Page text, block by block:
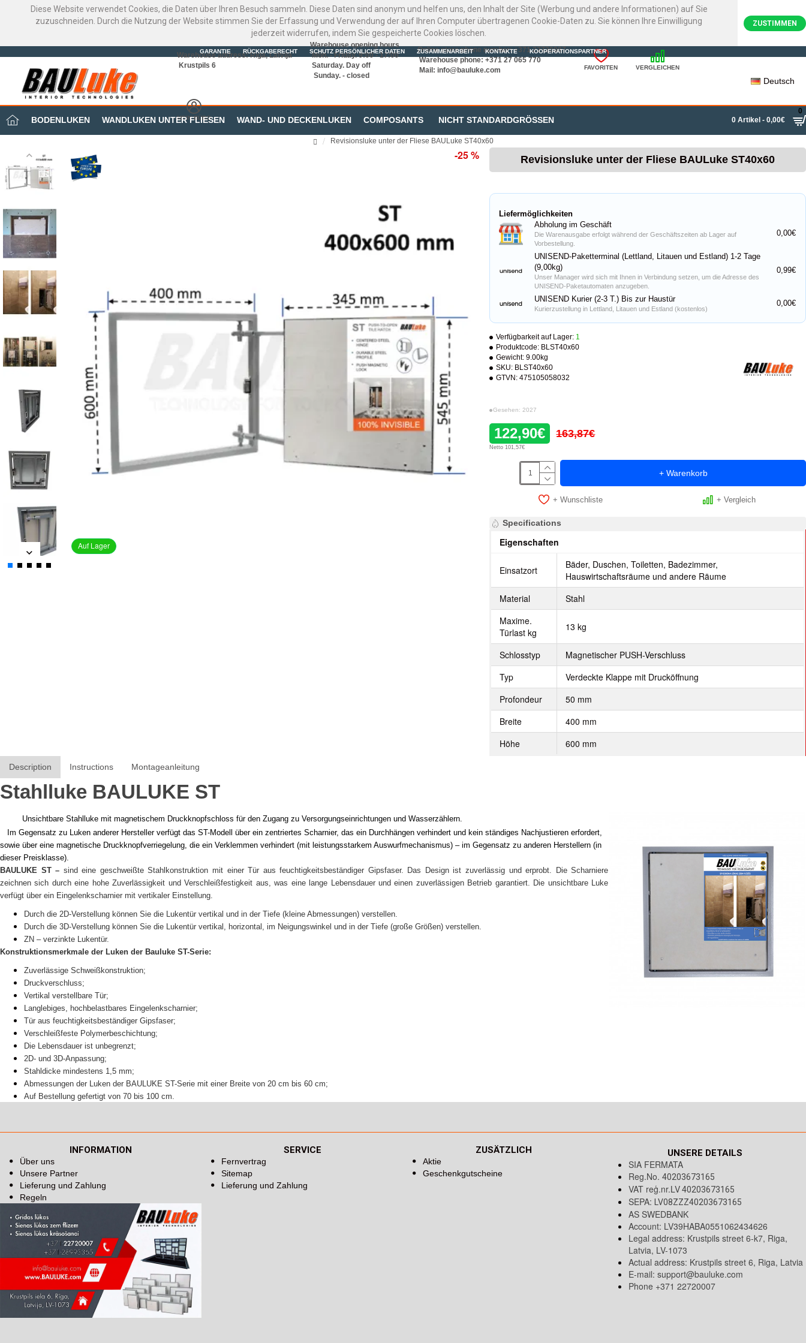
Diese Website verwendet Cookies, die Daten über Ihren Besuch sammeln. Diese Daten sind anonym und helfen uns, den Inhalt der Site (Werbung und andere Informationen) auf Sie
zuzuschneiden. Durch die Nutzung der Website stimmen Sie der Erfassung und Verwendung der auf Ihren Computer übertragenen Cookie-Daten zu. Sie können Ihre Einwilligung
jederzeit widerrufen, indem Sie gespeicherte Cookies löschen.
ZUSTIMMEN
GARANTIE RÜCKGABERECHT SCHUTZ PERSÖNLICHER DATEN ZUSAMMENARBEIT KONTAKTE KOOPERATIONSPARTNER
Warehouse address: Riga, Latvija
Krustpils 6
Warehouse opening hours
Mon. - Friday. 9:00 - 17:00
Saturday. Day off
Sunday. - closed
Online store phone number: +371 22720007
Warehouse phone: +371 27 065 770
Mail: info@bauluke.com FAVORITEN VERGLEICHEN
MEIN BÜRO
Deutsch
BODENLUKEN WANDLUKEN UNTER FLIESEN WAND- UND DECKENLUKEN COMPOSANTS NICHT STANDARDGRÖSSEN 0 Artikel - 0,00€
0
Revisionsluke unter der Fliese BAULuke ST40x60
Auf Lager
-25 % Revisionsluke unter der Fliese BAULuke ST40x60
Verfügbarkeit auf Lager: 1
Produktcode: BLST40x60
Gewicht: 9.00kg
SKU: BLST40x60
GTVN: 475105058032
Gesehen: 2027
122,90€ 163,87€
Netto 101,57€
Liefermöglichkeiten
Abholung im Geschäft
Die Warenausgabe erfolgt während der Geschäftszeiten ab Lager auf
Vorbestellung.
0,00€
UNISEND-Paketterminal (Lettland, Litauen und Estland) 1-2 Tage
(9,00kg)
Unser Manager wird sich mit Ihnen in Verbindung setzen, um die Adresse des
UNISEND-Paketautomaten anzugeben.
0,99€
UNISEND Kurier (2-3 T.) Bis zur Haustür
Kurierzustellung in Lettland, Litauen und Estland (kostenlos)
0,00€
+ Warenkorb
+ Wunschliste + Vergleich
Specifications
Eigenschaften
Einsatzort
Bäder, Duschen, Toiletten, Badezimmer,
Hauswirtschaftsräume und andere Räume
Material
Stahl
Maxime.
Türlast kg
13 kg
Schlosstyp
Magnetischer PUSH-Verschluss
Typ
Verdeckte Klappe mit Drucköffnung
Profondeur
50 mm
Breite
400 mm
Höhe
600 mm
Description Instructions Montageanleitung
Stahlluke BAULUKE ST
Unsichtbare Stahlluke mit magnetischem Druckknopfschloss für den Zugang zu Versorgungseinrichtungen und Wasserzählern.
Im Gegensatz zu Luken anderer Hersteller verfügt das ST-Modell über ein zentriertes Scharnier, das ein Durchhängen verhindert und kein ständiges Nachjustieren erfordert,
sowie über eine magnetische Druckknopfverriegelung, die ein Verklemmen verhindert (mit leistungsstarkem Auswurfmechanismus) – im Gegensatz zu anderen Herstellern (in
dieser Preisklasse).
BAULUKE ST – sind eine geschweißte Stahlkonstruktion mit einer Tür aus feuchtigkeitsbeständiger Gipsfaser. Das Design ist zuverlässig und erprobt. Die Scharniere
zeichnen sich durch eine hohe Zuverlässigkeit und Verschleißfestigkeit aus, was eine lange Lebensdauer und einen zuverlässigen Betrieb garantiert. Die unsichtbare Luke
verfügt über ein Eingelenkscharnier mit vertikaler Einstellung.
Durch die 2D-Verstellung können Sie die Lukentür vertikal und in der Tiefe (kleine Abmessungen) verstellen.
Durch die 3D-Verstellung können Sie die Lukentür vertikal, horizontal, im Neigungswinkel und in der Tiefe (große Größen) verstellen.
ZN – verzinkte Lukentür.
Konstruktionsmerkmale der Luken der Bauluke ST-Serie:
Zuverlässige Schweißkonstruktion;
Druckverschluss;
Vertikal verstellbare Tür;
Langlebiges, hochbelastbares Eingelenkscharnier;
Tür aus feuchtigkeitsbeständiger Gipsfaser;
Verschleißfeste Polymerbeschichtung;
Die Lebensdauer ist unbegrenzt;
2D- und 3D-Anpassung;
Stahldicke mindestens 1,5 mm;
Abmessungen der Luken der BAULUKE ST-Serie mit einer Breite von 20 cm bis 60 cm;
Auf Bestellung gefertigt von 70 bis 100 cm.
INFORMATION
Über uns
Unsere Partner
Lieferung und Zahlung
Regeln
SERVICE
Fernvertrag
Sitemap
Lieferung und Zahlung
ZUSÄTZLICH
Aktie
Geschenkgutscheine
UNSERE DETAILS
SIA FERMATA
Reg.No. 40203673165
VAT reģ.nr.LV40203673165
SEPA: LV08ZZZ40203673165
AS SWEDBANK
Account: LV39HABA0551062434626
Legal address: Krustpils street 6-k7, Riga,
Latvia, LV-1073
Actual address: Krustpils street 6, Riga, Latvia
E-mail: support@bauluke.com
Phone +371 22720007